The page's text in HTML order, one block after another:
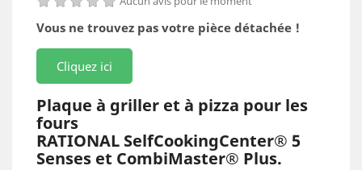
Vous ne trouvez pas votre pièce détachée !
Cliquez ici
Plaque à griller et à pizza pour les
fours
RATIONAL SelfCookingCenter® 5
Senses et CombiMaster® Plus.